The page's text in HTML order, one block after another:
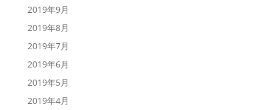
2019年9月
2019年8月
2019年7月
2019年6月
2019年5月
2019年4月